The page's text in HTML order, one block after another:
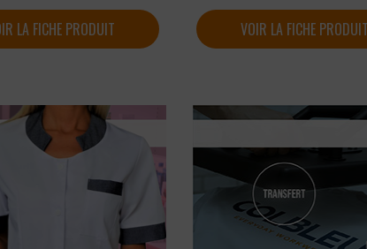
LA FICHE PRODUIT VOIR LA FICHE PRODUIT